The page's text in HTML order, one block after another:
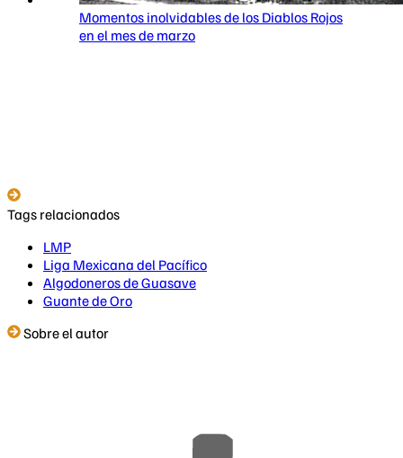
Momentos inolvidables de los Diablos Rojos
en el mes de marzo
Tags relacionados
LMP
Liga Mexicana del Pacífico
Algodoneros de Guasave
Guante de Oro
Sobre el autor